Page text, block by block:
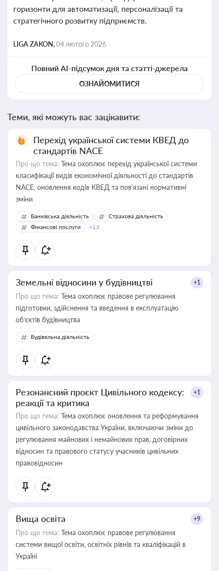
горизонти для автоматизації, персоналізації та
стратегічного розвитку підприємств.
LIGA ZAKON,04 лютого 2026
Повний AI-підсумок дня та статті-джерела
ОЗНАЙОМИТИСЯ
Теми, які можуть вас зацікавити:
Перехід української системи КВЕД до
стандартів NACE
Про що тема: Тема охоплює перехід української системи
класифікації видів економічної діяльності до стандартів
NACE, оновлення кодів КВЕД та пов'язані нормативні
зміни
Банківська діяльність
Страхова діяльність
Фінансові послуги
+13
Земельні відносини у будівництві +1
Про що тема: Тема охоплює правове регулювання
підготовки, здійснення та введення в експлуатацію
об’єктів будівництва
Будівельна діяльність
Резонансний проєкт Цивільного кодексу:
реакції та критика
+1
Про що тема: Тема охоплює оновлення та реформування
цивільного законодавства України, включаючи зміни до
регулювання майнових і немайнових прав, договірних
відносин та правового статусу учасників цивільних
правовідносин
Вища освіта +9
Про що тема: Тема охоплює правове регулювання
системи вищої освіти, освітніх рівнів та кваліфікацій в
Україні